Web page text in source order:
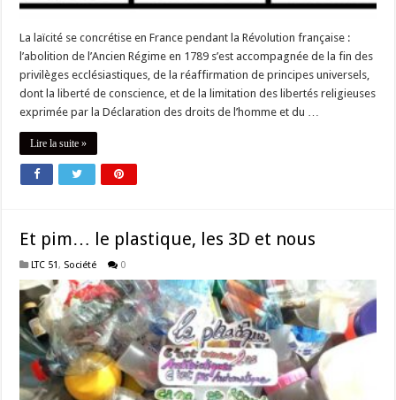
La laïcité se concrétise en France pendant la Révolution française :
l’abolition de l’Ancien Régime en 1789 s’est accompagnée de la fin des
privilèges ecclésiastiques, de la réaffirmation de principes universels,
dont la liberté de conscience, et de la limitation des libertés religieuses
exprimée par la Déclaration des droits de l’homme et du …
Lire la suite »
Et pim… le plastique, les 3D et nous
LTC 51, Société 0